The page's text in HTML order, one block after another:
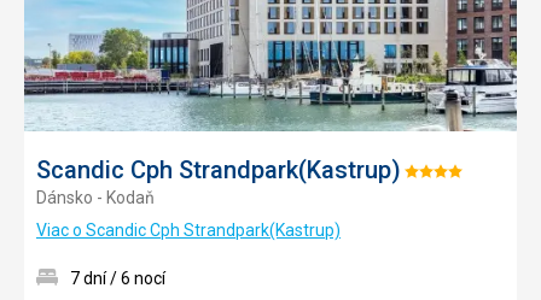
Scandic Cph Strandpark(Kastrup) Hodnotenie:
Dánsko - Kodaň
Viac o Scandic Cph Strandpark(Kastrup)
7 dní / 6 nocí